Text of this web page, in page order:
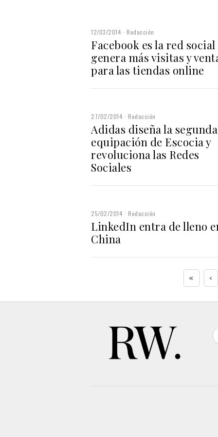
12/03/2014 Redacción
Facebook es la red
genera más visitas y
para las tiendas online
27/02/2014 Redacción
Adidas diseña la segunda
equipación de Escocia y
revoluciona las Redes
Sociales
25/02/2014 Redacción
LinkedIn entra de lleno
China
« ‹